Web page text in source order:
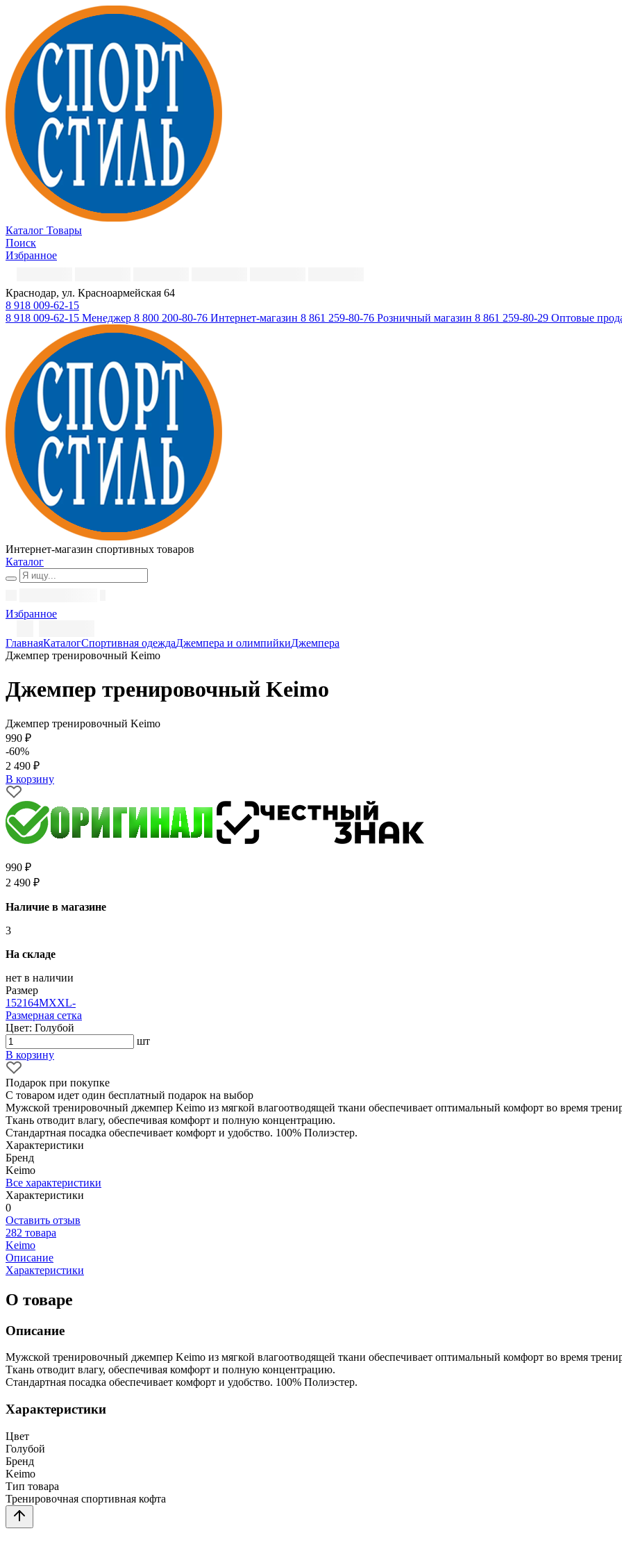
Каталог Товары
Поиск
Избранное
Краснодар, ул. Красноармейская 64
8 918 009-62-15
8 918 009-62-15 Менеджер 8 800 200-80-76 Интернет-магазин 8 861 259-80-76 Розничный магазин 8 861 259-80-29 Оптовые
Интернет-магазин спортивных товаров
Каталог
Избранное
ГлавнаяКаталогСпортивная одеждаДжемпера и олимпийкиДжемпера
Джемпер тренировочный Keimo
Джемпер тренировочный Keimo
Джемпер тренировочный Keimo
990 ₽
-60%
2 490 ₽
В корзину
990 ₽
2 490 ₽
Наличие в магазине
3
На складе
нет в наличии
Размер
152164MXXL-
Размерная сетка
Цвет: Голубой
шт
В корзину
Подарок при покупке
С товаром идет один бесплатный подарок на выбор
Мужской тренировочный джемпер Keimo из мягкой влагоотводящей ткани обеспечивает оптимальный комфорт во время
Ткань отводит влагу, обеспечивая комфорт и полную концентрацию.
Стандартная посадка обеспечивает комфорт и удобство. 100% Полиэстер.
Характеристики
Бренд
Keimo
Все характеристики
Характеристики
0
Оставить отзыв
282 товара
Keimo
Описание
Характеристики
О товаре
Описание
Мужской тренировочный джемпер Keimo из мягкой влагоотводящей ткани обеспечивает оптимальный комфорт во время
Ткань отводит влагу, обеспечивая комфорт и полную концентрацию.
Стандартная посадка обеспечивает комфорт и удобство. 100% Полиэстер.
Характеристики
Цвет
Голубой
Бренд
Keimo
Тип товара
Тренировочная спортивная кофта